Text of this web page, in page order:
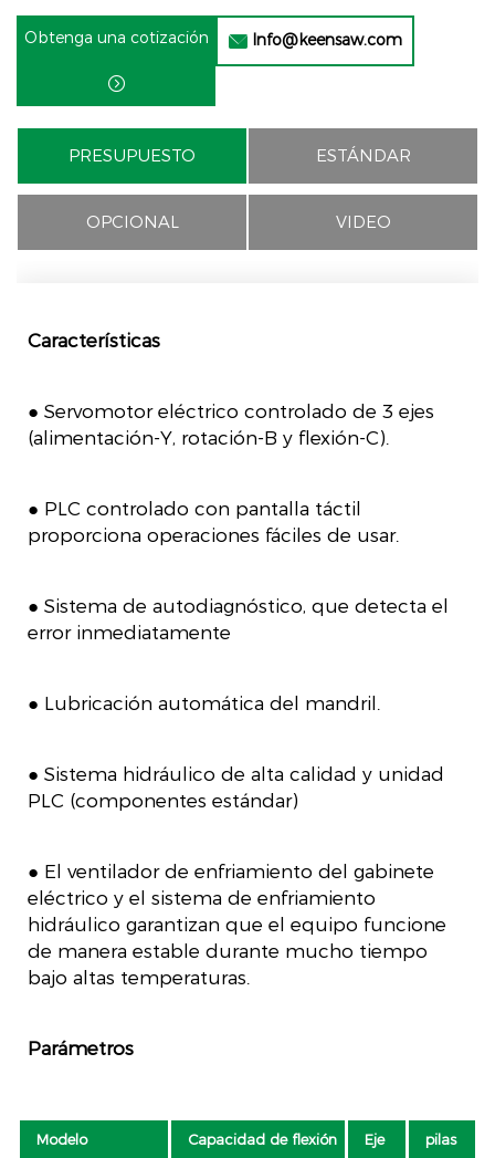
Obtenga una cotización

 Info@keensaw.com
PRESUPUESTO ESTÁNDAR
OPCIONAL VIDEO
Características
● Servomotor eléctrico controlado de 3 ejes
(alimentación-Y, rotación-B y flexión-C).
● PLC controlado con pantalla táctil
proporciona operaciones fáciles de usar.
● Sistema de autodiagnóstico, que detecta el
error inmediatamente
● Lubricación automática del mandril.
● Sistema hidráulico de alta calidad y unidad
PLC (componentes estándar)
● El ventilador de enfriamiento del gabinete
eléctrico y el sistema de enfriamiento
hidráulico garantizan que el equipo funcione
de manera estable durante mucho tiempo
bajo altas temperaturas.
Parámetros
Modelo Capacidad de flexión Eje pilas